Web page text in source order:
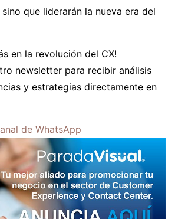
que liderarán la nueva era del
en la revolución del CX!
newsletter para recibir análisis
y estrategias directamente en
de WhatsApp